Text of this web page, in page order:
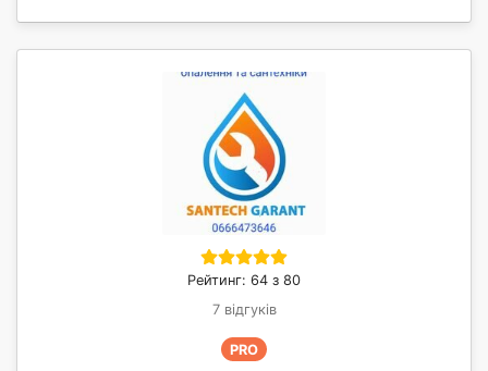
Рейтинг: 64 з 80
7 відгуків
PRO